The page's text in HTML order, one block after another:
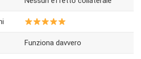
Funziona davvero